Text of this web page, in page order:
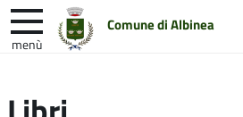
Comune di Albinea
menù